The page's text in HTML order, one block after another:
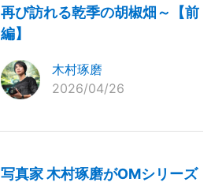
再び訪れる乾季の胡椒畑～【前
編】
木村琢磨
2026/04/26
写真家 木村琢磨がOMシリーズ